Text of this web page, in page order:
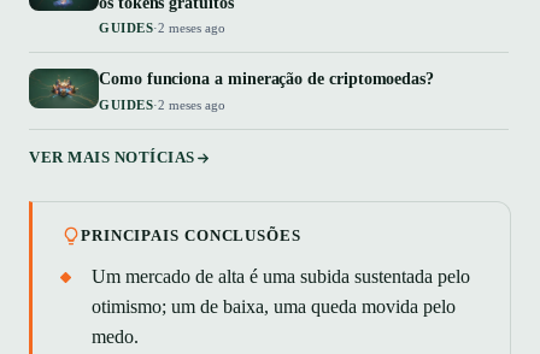
GUIDES·2 meses ago
Como funciona a mineração de criptomoedas?
GUIDES·2 meses ago
VER MAIS NOTÍCIAS
PRINCIPAIS CONCLUSÕES
Um mercado de alta é uma subida sustentada pelo
otimismo; um de baixa, uma queda movida pelo
medo.